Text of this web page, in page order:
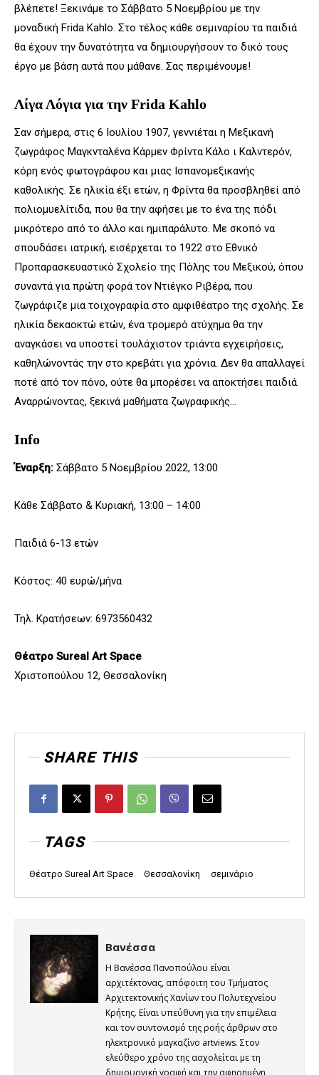
βλέπετε! Ξεκινάμε το Σάββατο 5 Νοεμβρίου με την
μοναδική Frida Kahlo. Στο τέλος κάθε σεμιναρίου τα παιδιά
θα έχουν την δυνατότητα να δημιουργήσουν το δικό τους
έργο με βάση αυτά που μάθανε. Σας περιμένουμε!
Λίγα Λόγια για την Frida Kahlo
Σαν σήμερα, στις 6 Ιουλίου 1907, γεννιέται η Μεξικανή
ζωγράφος Μαγκνταλένα Κάρμεν Φρίντα Κάλο ι Καλντερόν,
κόρη ενός φωτογράφου και μιας Ισπανομεξικανής
καθολικής. Σε ηλικία έξι ετών, η Φρίντα θα προσβληθεί από
πολιομυελίτιδα, που θα την αφήσει με το ένα της πόδι
μικρότερο από το άλλο και ημιπαράλυτο. Με σκοπό να
σπουδάσει ιατρική, εισέρχεται το 1922 στο Εθνικό
Προπαρασκευαστικό Σχολείο της Πόλης του Μεξικού, όπου
συναντά για πρώτη φορά τον Ντιέγκο Ριβέρα, που
ζωγράφιζε μια τοιχογραφία στο αμφιθέατρο της σχολής. Σε
ηλικία δεκαοκτώ ετών, ένα τρομερό ατύχημα θα την
αναγκάσει να υποστεί τουλάχιστον τριάντα εγχειρήσεις,
καθηλώνοντάς την στο κρεβάτι για χρόνια. Δεν θα απαλλαγεί
ποτέ από τον πόνο, ούτε θα μπορέσει να αποκτήσει παιδιά.
Αναρρώνοντας, ξεκινά μαθήματα ζωγραφικής…
Info
Έναρξη: Σάββατο 5 Νοεμβρίου 2022, 13:00
Κάθε Σάββατο & Κυριακή, 13:00 – 14:00
Παιδιά 6-13 ετών
Κόστος: 40 ευρώ/μήνα
Τηλ. Κρατήσεων: 6973560432
Θέατρο Sureal Art Space
Χριστοπούλου 12, Θεσσαλονίκη
SHARE THIS
TAGS
Θέατρο Sureal Art Space Θεσσαλονίκη σεμινάριο
Βανέσσα
Η Βανέσσα Πανοπούλου είναι
αρχιτέκτονας, απόφοιτη του Τμήματος
Αρχιτεκτονικής Χανίων του Πολυτεχνείου
Κρήτης. Είναι υπεύθυνη για την επιμέλεια
και τον συντονισμό της ροής άρθρων στο
ηλεκτρονικό μαγκαζίνο artviews. Στον
ελεύθερο χρόνο της ασχολείται με τη
δημιουργική γραφή και την αφηρημένη